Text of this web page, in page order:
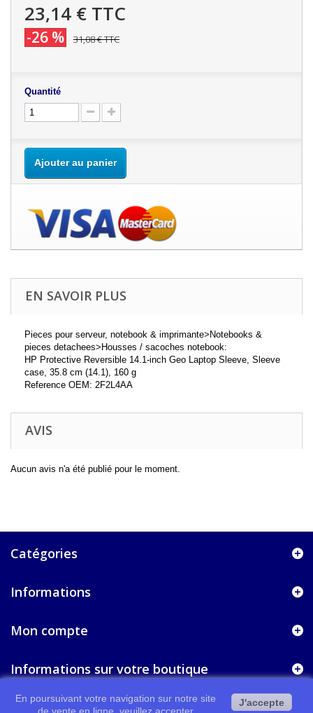
23,14 € TTC
-26 % 31,08 €TTC
Quantité
Ajouter au panier
EN SAVOIR PLUS
Pieces pour serveur, notebook & imprimante>Notebooks &
pieces detachees>Housses / sacoches notebook:
HP Protective Reversible 14.1-inch Geo Laptop Sleeve, Sleeve
case, 35.8 cm (14.1), 160 g
Reference OEM: 2F2L4AA
AVIS
Aucun avis n'a été publié pour le moment.
Catégories
Informations
Mon compte
Informations sur votre boutique
En poursuivant votre navigation sur notre site
J'accepte